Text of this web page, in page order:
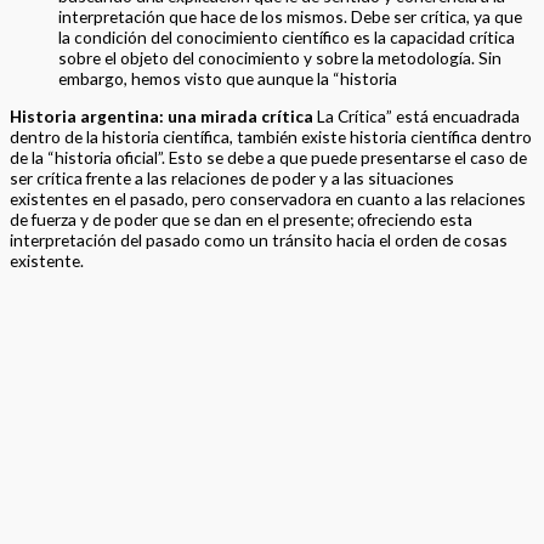
interpretación que hace de los mismos. Debe ser crítica, ya que
la condición del conocimiento científico es la capacidad crítica
sobre el objeto del conocimiento y sobre la metodología. Sin
embargo, hemos visto que aunque la “historia
Historia argentina: una mirada crítica La Crítica” está encuadrada
dentro de la historia científica, también existe historia científica dentro
de la “historia oficial”. Esto se debe a que puede presentarse el caso de
ser crítica frente a las relaciones de poder y a las situaciones
existentes en el pasado, pero conservadora en cuanto a las relaciones
de fuerza y de poder que se dan en el presente; ofreciendo esta
interpretación del pasado como un tránsito hacia el orden de cosas
existente.